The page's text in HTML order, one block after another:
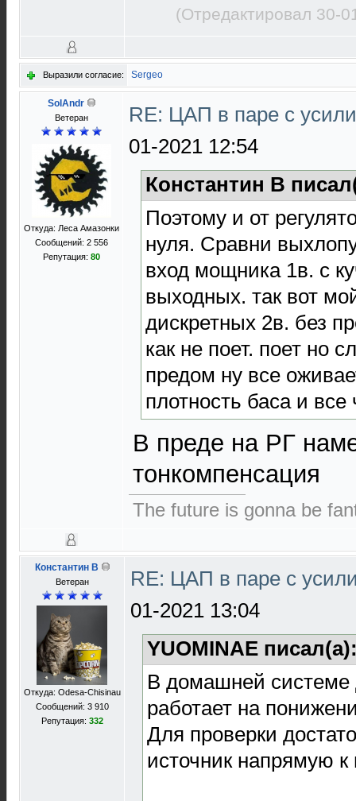
(Отредактировал 30-
Выразили согласие: Sergeo
SolAndr
Ветеран
Откуда: Леса Амазонки
Сообщений: 2 556
Репутация: 80
RE: ЦАП в паре с
01-2021 12:54
Константин В
Поэтому и от
нуля. Сравни
вход мощника 1в. с
выходных. так вот
дискретных 2в. без
как не поет. поет но
предом ну все
плотность баса и все
В преде на РГ
тонкомпенсация
The future is gonna be
Константин В
Ветеран
Откуда: Odesa-Chisinau
Сообщений: 3 910
Репутация: 332
RE: ЦАП в паре с
01-2021 13:04
YUOMINAE
В домашней системе
работает на
Для проверки
источник напрямую